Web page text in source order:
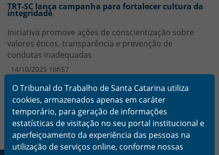
TRT-SC lança campanha para fortalecer cultura da
integridade
Iniciativa promove ações de conscientização sobre
valores éticos, transparência e prevenção de
condutas inadequadas
14/10/2025 16h57
+ Todas as Notícias
O Tribunal do Trabalho de Santa Catarina utiliza
cookies, armazenados apenas em caráter
temporário, para geração de informações
estatísticas de visitação no seu portal institucional e
aperfeiçoamento da experiência das pessoas na
utilização de serviços online, conforme nossas